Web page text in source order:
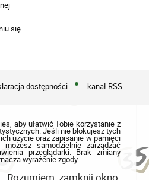
się
dostępności kanał RSS
aby ułatwić Tobie korzystanie z
Jeśli nie blokujesz tych
użycie oraz zapisanie w pamięci
samodzielnie zarządzać
przeglądarki. Brak zmiany
wyrażenie zgody.
Rozumiem, zamknij okno.